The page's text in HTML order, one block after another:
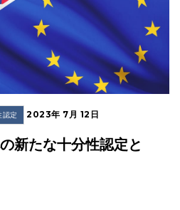
認定 2023年 7月 12日
新たな十分性認定と